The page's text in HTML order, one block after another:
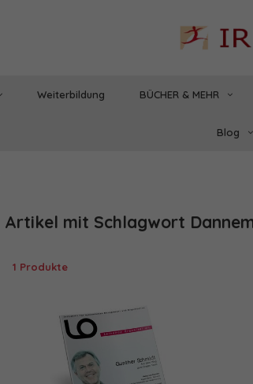
Weiterbildung BÜCHER & MEHR
Blog
Artikel mit Schlagwort
1 Produkte